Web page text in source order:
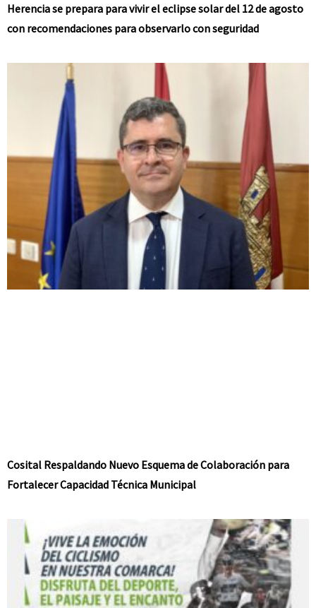
Herencia se prepara para vivir el eclipse solar del 12 de agosto
con recomendaciones para observarlo con seguridad
Cosital Respaldando Nuevo Esquema de Colaboración para
Fortalecer Capacidad Técnica Municipal